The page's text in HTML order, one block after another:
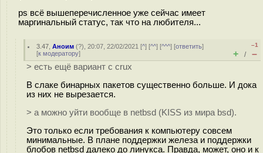
ps всё вышеперечисленное уже сейчас имеет
маргинальный статус, так что на любителя...
3.47 ,Аноим (?), 20:07, 22/02/2021 [^] [^^] [^^^] [ответить]
[к модератору]
–1
+ / –
> есть ещё вариант с crux
В слаке бинарных пакетов существенно больше. И дока
из них не вырезается.
> а можно уйти вообще в netbsd (KISS из мира bsd).
Это только если требования к компьютеру совсем
минимальные. В плане поддержки железа и поддержки
блобов netbsd далеко до линукса. Правда, может, оно и к